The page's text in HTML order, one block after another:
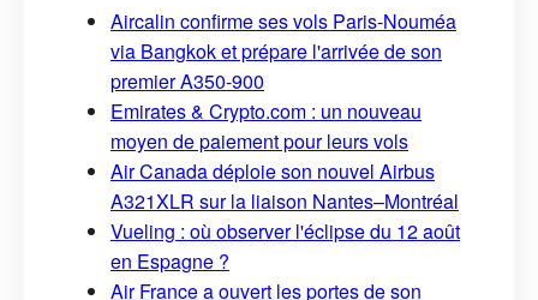
Aircalin confirme ses vols Paris-Nouméa
via Bangkok et prépare l'arrivée de son
premier A350-900
Emirates & Crypto.com : un nouveau
moyen de paiement pour leurs vols
Air Canada déploie son nouvel Airbus
A321XLR sur la liaison Nantes–Montréal
Vueling : où observer l'éclipse du 12 août
en Espagne ?
Air France a ouvert les portes de son